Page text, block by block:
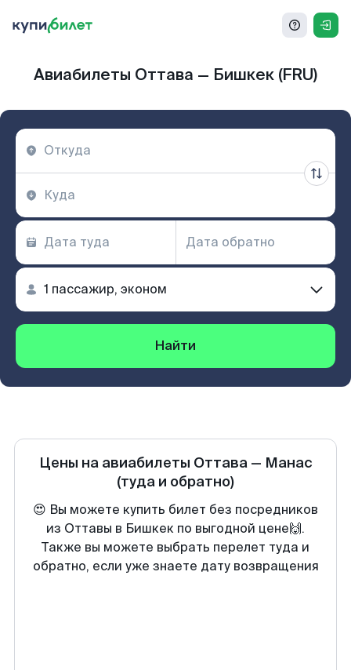
Авиабилеты Оттава — Бишкек (FRU)
Найти
Цены на авиабилеты Оттава— Манас
(туда и обратно)
😍 Вы можете купить билет без посредников
из Оттавы в Бишкек по выгодной цене🙌.
Также вы можете выбрать перелет туда и
обратно, если уже знаете дату возвращения